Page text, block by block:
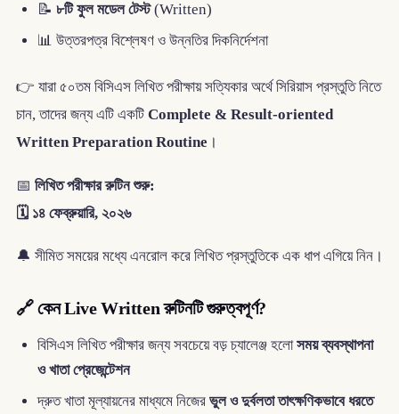
📝 ৮টি ফুল মডেল টেস্ট(Written)
📊 উত্তরপত্র বিশ্লেষণ ও উন্নতির দিকনির্দেশনা
👉 যারা ৫০তম বিসিএস লিখিত পরীক্ষায় সত্যিকার অর্থে সিরিয়াস প্রস্তুতি নিতে
চান, তাদের জন্য এটি একটি Complete & Result-oriented
Written Preparation Routine ।
📅 লিখিত পরীক্ষার রুটিন শুরু:
🗓 ১৪ ফেব্রুয়ারি, ২০২৬
🔔 সীমিত সময়ের মধ্যে এনরোল করে লিখিত প্রস্তুতিকে এক ধাপ এগিয়ে নিন।
🔗 কেন Live Written রুটিনটি গুরুত্বপূর্ণ?
বিসিএস লিখিত পরীক্ষার জন্য সবচেয়ে বড় চ্যালেঞ্জ হলোসময় ব্যবস্থাপনা
ও খাতা প্রেজেন্টেশন
দ্রুত খাতা মূল্যায়নের মাধ্যমে নিজের ভুল ও দুর্বলতা তাৎক্ষণিকভাবে ধরতে